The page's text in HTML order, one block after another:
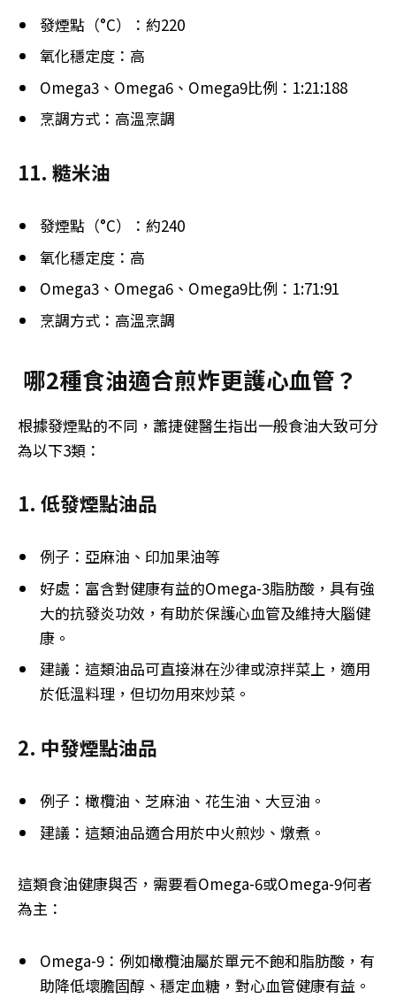
發煙點（°C）：約220
氧化穩定度：高
Omega3、Omega6、Omega9比例：1:21:188
烹調方式：高溫烹調
11. 糙米油
發煙點（°C）：約240
氧化穩定度：高
Omega3、Omega6、Omega9比例：1:71:91
烹調方式：高溫烹調
哪2種食油適合煎炸更護心血管？
根據發煙點的不同，蕭捷健醫生指出一般食油大致可分
為以下3類：
1. 低發煙點油品
例子：亞麻油、印加果油等
好處：富含對健康有益的Omega-3脂肪酸，具有強
大的抗發炎功效，有助於保護心血管及維持大腦健
康。
建議：這類油品可直接淋在沙律或涼拌菜上，適用
於低溫料理，但切勿用來炒菜。
2. 中發煙點油品
例子：橄欖油、芝麻油、花生油、大豆油。
建議：這類油品適合用於中火煎炒、燉煮。
這類食油健康與否，需要看Omega-6或Omega-9何者
為主：
Omega-9：例如橄欖油屬於單元不飽和脂肪酸，有
助降低壞膽固醇、穩定血糖，對心血管健康有益。